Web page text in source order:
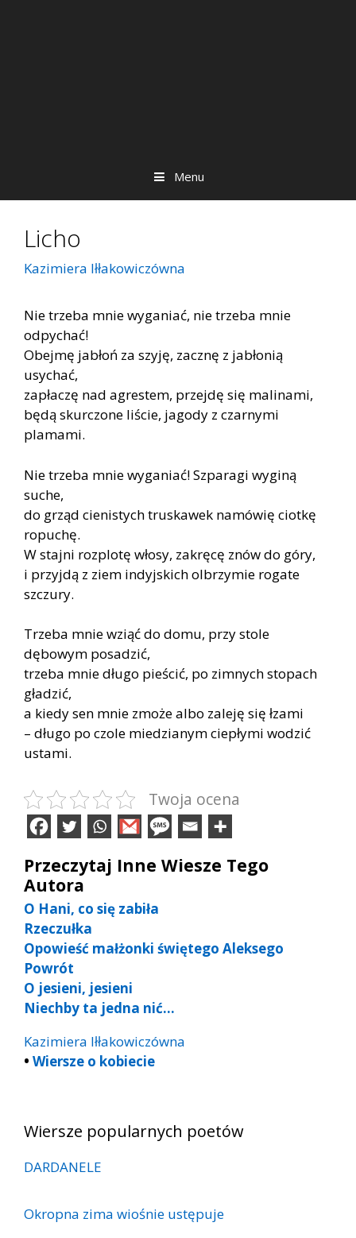
Menu
Licho
Kazimiera Iłłakowiczówna
Nie trzeba mnie wyganiać, nie trzeba mnie
odpychać!
Obejmę jabłoń za szyję, zacznę z jabłonią
usychać,
zapłaczę nad agrestem, przejdę się malinami,
będą skurczone liście, jagody z czarnymi
plamami.
Nie trzeba mnie wyganiać! Szparagi wyginą
suche,
do grząd cienistych truskawek namówię ciotkę
ropuchę.
W stajni rozplotę włosy, zakręcę znów do góry,
i przyjdą z ziem indyjskich olbrzymie rogate
szczury.
Trzeba mnie wziąć do domu, przy stole
dębowym posadzić,
trzeba mnie długo pieścić, po zimnych stopach
gładzić,
a kiedy sen mnie zmoże albo zaleję się łzami
– długo po czole miedzianym ciepłymi wodzić
ustami.
Twoja ocena
Przeczytaj Inne Wiesze Tego
Autora
O Hani, co się zabiła
Rzeczułka
Opowieść małżonki świętego Aleksego
Powrót
O jesieni, jesieni
Niechby ta jedna nić…
Kazimiera Iłłakowiczówna
• Wiersze o kobiecie
Wiersze popularnych poetów
DARDANELE
Okropna zima wiośnie ustępuje